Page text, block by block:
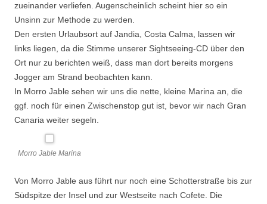
zueinander verliefen. Augenscheinlich scheint hier so ein
Unsinn zur Methode zu werden.
Den ersten Urlaubsort auf Jandia, Costa Calma, lassen wir
links liegen, da die Stimme unserer Sightseeing-CD über den
Ort nur zu berichten weiß, dass man dort bereits morgens
Jogger am Strand beobachten kann.
In Morro Jable sehen wir uns die nette, kleine Marina an, die
ggf. noch für einen Zwischenstop gut ist, bevor wir nach Gran
Canaria weiter segeln.
Morro Jable Marina
Von Morro Jable aus führt nur noch eine Schotterstraße bis zur
Südspitze der Insel und zur Westseite nach Cofete. Die